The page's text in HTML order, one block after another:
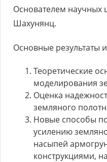
Основателем научных
Шахунянц.
Основные результаты
Теоретические
моделирования
Оценка
земляного
Новые способы
усилению
насыпей
конструкциями,